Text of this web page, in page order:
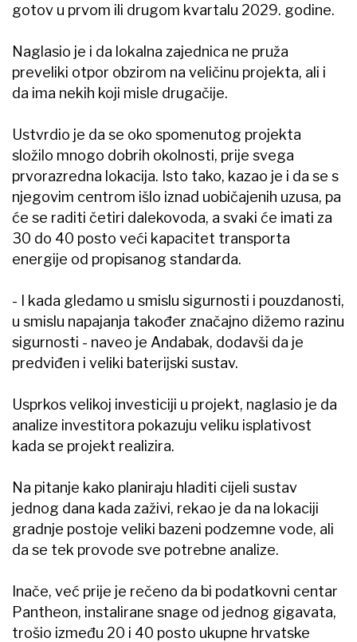
gotov u prvom ili drugom kvartalu 2029. godine.
Naglasio je i da lokalna zajednica ne pruža
preveliki otpor obzirom na veličinu projekta, ali i
da ima nekih koji misle drugačije.
Ustvrdio je da se oko spomenutog projekta
složilo mnogo dobrih okolnosti, prije svega
prvorazredna lokacija. Isto tako, kazao je i da se s
njegovim centrom išlo iznad uobičajenih uzusa, pa
će se raditi četiri dalekovoda, a svaki će imati za
30 do 40 posto veći kapacitet transporta
energije od propisanog standarda.
- I kada gledamo u smislu sigurnosti i pouzdanosti,
u smislu napajanja također značajno dižemo razinu
sigurnosti - naveo je Andabak, dodavši da je
predviđen i veliki baterijski sustav.
Usprkos velikoj investiciji u projekt, naglasio je da
analize investitora pokazuju veliku isplativost
kada se projekt realizira.
Na pitanje kako planiraju hladiti cijeli sustav
jednog dana kada zaživi, rekao je da na lokaciji
gradnje postoje veliki bazeni podzemne vode, ali
da se tek provode sve potrebne analize.
Inače, već prije je rečeno da bi podatkovni centar
Pantheon, instalirane snage od jednog gigavata,
trošio između 20 i 40 posto ukupne hrvatske